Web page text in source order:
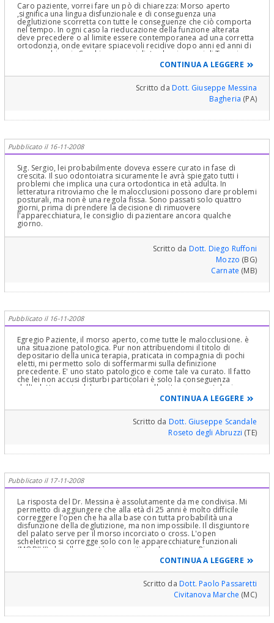
Caro paziente, vorrei fare un pò di chiarezza: Morso aperto
,significa una lingua disfunzionale e di conseguenza una
deglutizione scorretta con tutte le conseguenze che ciò comporta
nel tempo. In ogni caso la rieducazione della funzione alterata
deve precedere o al limite essere contemporanea ad una corretta
ortodonzia, onde evitare spiacevoli recidive dopo anni ed anni di
apparecchi vari...Cerchi uno specialista che si occupi di Terapia
Miofunzionale, ne trarrà sicuramente beneficio!CONTINUA A LEGGERE
Scritto daDott. Giuseppe Messina
Bagheria (PA)
Pubblicato il 16-11-2008
Sig. Sergio, lei probabilmente doveva essere curato in fase di
crescita. Il suo odontoiatra sicuramente le avrà spiegato tutti i
problemi che implica una cura ortodontica in età adulta. In
letteratura ritroviamo che le malocclusioni possono dare problemi
posturali, ma non è una regola fissa. Sono passati solo quattro
giorni, prima di prendere la decisione di rimuovere
l'apparecchiatura, le consiglio di pazientare ancora qualche
giorno.
Scritto da Dott. Diego Ruffoni
Mozzo (BG)
Carnate (MB)
Pubblicato il 16-11-2008
Egregio Paziente, il morso aperto, come tutte le malocclusione. è
una situazione patologica. Pur non attribuendomi il titolo di
depositario della unica terapia, praticata in compagnia di pochi
eletti, mi permetto solo di soffermarmi sulla definizione
precedente. E' uno stato patologico e come tale va curato. Il fatto
che lei non accusi disturbi particolari è solo la conseguenza
dell'adattamento del suo organismo alla situazione patologica
che, non essendo incompatibile con la vita, viene aggirata dal suo
corpo. La sua masticazione non è fisiologica, i suoi muscoli sono
sottoposti a stress, la colonna andrà incontro a deviazioni di
adattamento e magari a 50 anni si troverà un paio di ernie che
saranno attribuite all'età... Come curarlo dipende dalla
conoscenza di chi opera. Si affidi dunque al suo dentista: è l'unico,
CONTINUA A LEGGERE
Scritto da Dott. Giuseppe Scandale
Roseto degli Abruzzi (TE)
Pubblicato il 17-11-2008
La risposta del Dr. Messina è assolutamente da me condivisa. Mi
permetto di aggiungere che alla età di 25 anni è molto difficile
correggere l'open che ha alla base con tutta probabilità una
disfunzione della deglutizione, ma non impossibile. Il disgiuntore
del palato serve per il morso incorciato o cross. L'open
scheletrico si corregge solo con le apparecchiature funzionali
(MOBILI!) che alla sua età sono critiche da portare. Rimangono
sempre dentro il cassetto o in bella vista sul comodino.. E tutto
rimane come prima, specie se non si abbinano giornalieri esercizi
logopedici miofunzionali. Insomma una impresa quasi disperata
cui bisogan essere estremamente motivati. Io sono riuscito in età
adulta solo in pochi casi. Ed erano ragazze. Molto più motivate dei
maschi. P.S. tenga presente che l'ortodonzia è la branca della
CONTINUA A LEGGERE
Scritto daDott. Paolo Passaretti
Civitanova Marche (MC)